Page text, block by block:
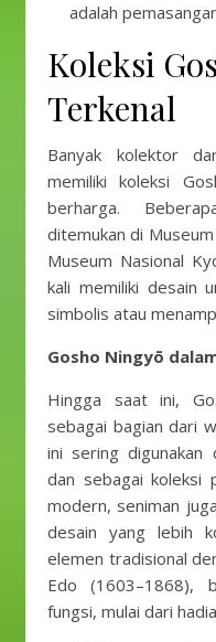
adalah
Koleksi
Terkenal
Banyak kolektor
memiliki koleksi
berharga.
ditemukan di
Museum Nasional
kali memiliki desain
simbolis atau
Gosho Ningyō
Hingga saat ini,
sebagai bagian dari
ini sering digunakan
dan sebagai koleksi
modern, seniman
desain yang lebih
elemen tradisional
Edo (1603–1868),
fungsi, mulai dari